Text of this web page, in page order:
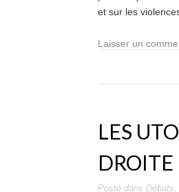
et sur les
Laisser un
LES
DROITE
Posté dans Débats,